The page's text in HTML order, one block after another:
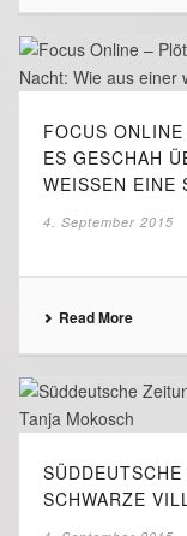
FOCUS
ES GESCHAH
WEISSEN EINE
4. September 2015
Read More
SCHWARZE